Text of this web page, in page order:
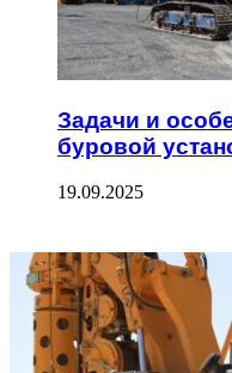
Задачи и
буровой
19.09.2025